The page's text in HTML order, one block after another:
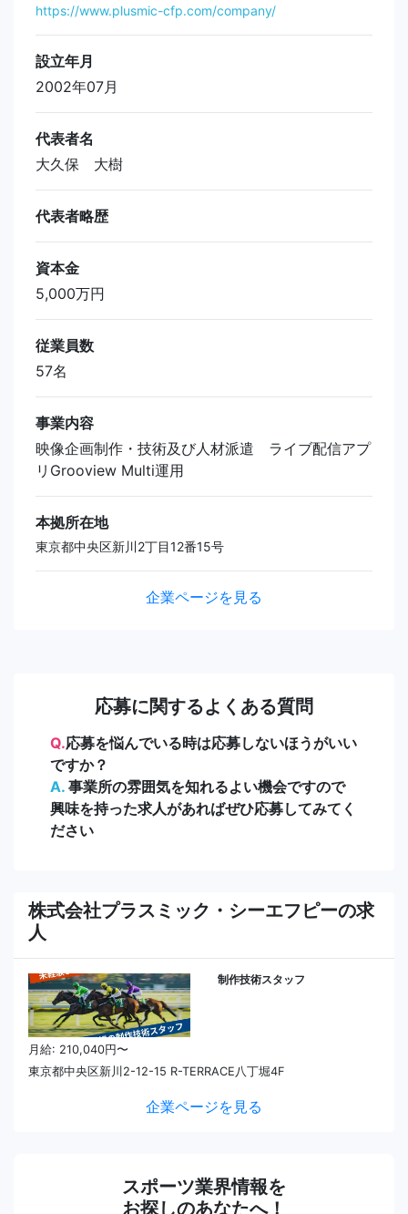
https://www.plusmic-cfp.com/company/
設立年月
2002年07月
代表者名
大久保 大樹
代表者略歴
資本金
5,000万円
従業員数
57名
事業内容
映像企画制作・技術及び人材派遣 ライブ配信アプ
リGrooview Multi運用
本拠所在地
東京都中央区新川2丁目12番15号
企業ページを見る
応募に関するよくある質問
Q.応募を悩んでいる時は応募しないほうがいい
ですか？
A. 事業所の雰囲気を知れるよい機会ですので
興味を持った求人があればぜひ応募してみてく
ださい
株式会社プラスミック・シーエフピーの求
人
制作技術スタッフ
月給: 210,040円〜
東京都中央区新川2-12-15 R-TERRACE八丁堀4F
企業ページを見る
スポーツ業界情報を
お探しのあなたへ！